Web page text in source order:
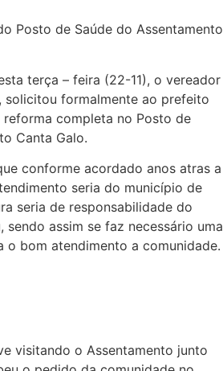
Posto de Saúde do Assentamento
terça – feira (22-11), o vereador
solicitou formalmente ao prefeito
reforma completa no Posto de
Canta Galo.
conforme acordado anos atras a
seria do município de
seria de responsabilidade do
sendo assim se faz necessário uma
o bom atendimento a comunidade.
visitando o Assentamento junto